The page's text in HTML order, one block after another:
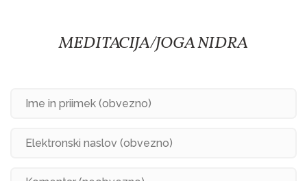
MEDITACIJA/JOGA NIDRA